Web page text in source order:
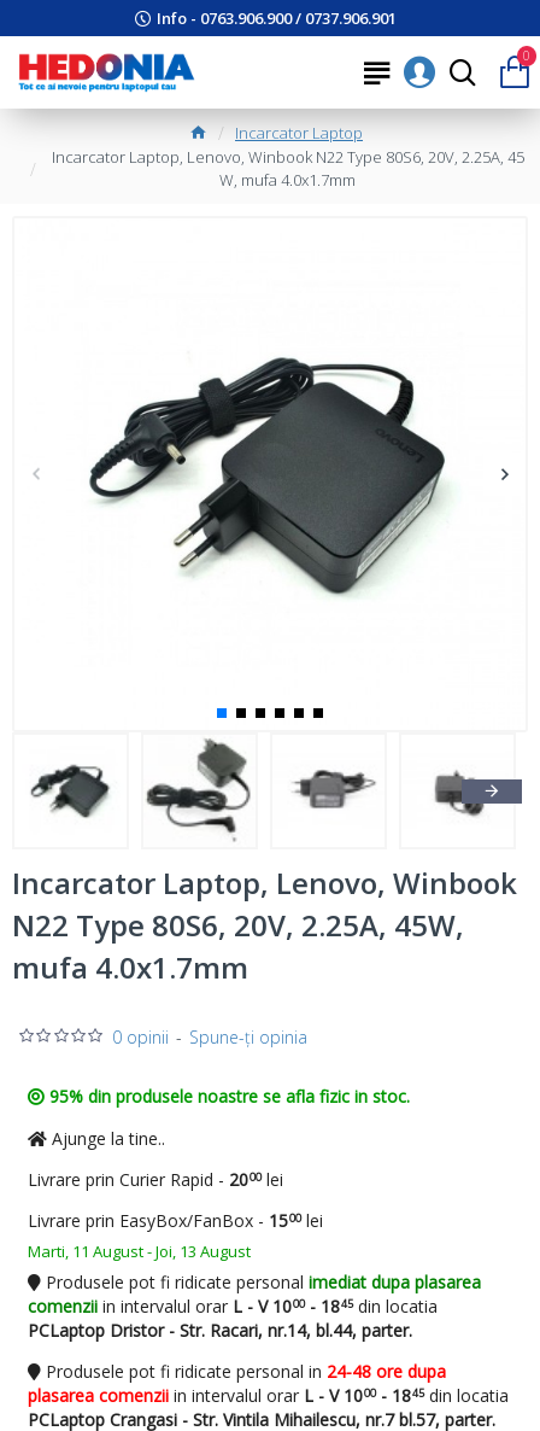
Info - 0763.906.900 / 0737.906.901
0
Incarcator Laptop
Incarcator Laptop, Lenovo, Winbook N22 Type 80S6, 20V, 2.25A, 45
W, mufa 4.0x1.7mm
Incarcator Laptop, Lenovo, Winbook
N22 Type 80S6, 20V, 2.25A, 45W,
mufa 4.0x1.7mm
0 opinii - Spune-ţi opinia